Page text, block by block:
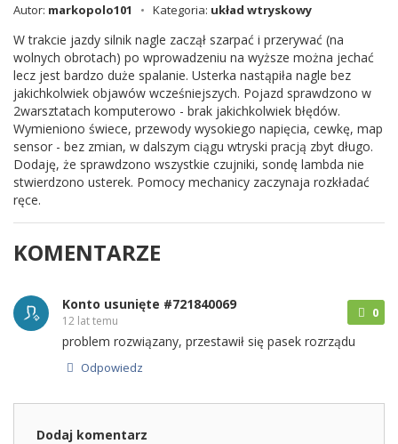
Autor: markopolo101 Kategoria: układ wtryskowy
W trakcie jazdy silnik nagle zaczął szarpać i przerywać (na
wolnych obrotach) po wprowadzeniu na wyższe można jechać
lecz jest bardzo duże spalanie. Usterka nastąpiła nagle bez
jakichkolwiek objawów wcześniejszych. Pojazd sprawdzono w
2warsztatach komputerowo - brak jakichkolwiek błędów.
Wymieniono świece, przewody wysokiego napięcia, cewkę, map
sensor - bez zmian, w dalszym ciągu wtryski pracją zbyt długo.
Dodaję, że sprawdzono wszystkie czujniki, sondę lambda nie
stwierdzono usterek. Pomocy mechanicy zaczynaja rozkładać
ręce.
KOMENTARZE
Konto usunięte #721840069
12 lat temu
0
problem rozwiązany, przestawił się pasek rozrządu
Odpowiedz
Dodaj komentarz